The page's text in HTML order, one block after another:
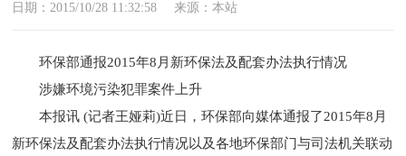
日期：2015/10/28 11:32:58 来源：本站
环保部通报2015年8月新环保法及配套办法执行情况
涉嫌环境污染犯罪案件上升
本报讯 (记者王娅莉)近日，环保部向媒体通报了2015年8月
新环保法及配套办法执行情况以及各地环保部门与司法机关联动